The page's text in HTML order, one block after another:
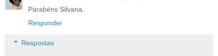
Parabéns Silvana.
Responder
Respostas